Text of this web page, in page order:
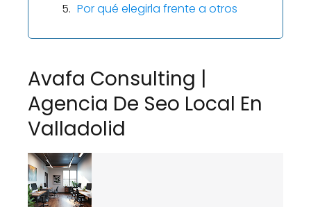
Por qué elegirla frente a otros
Avafa Consulting |
Agencia De Seo Local En
Valladolid